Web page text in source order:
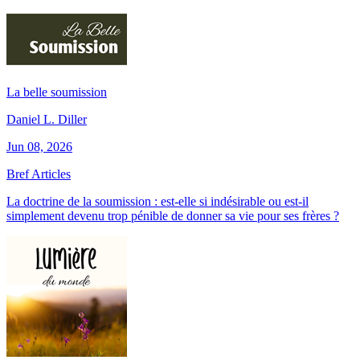
La belle soumission
Daniel L. Diller
Jun 08, 2026
Bref Articles
La doctrine de la soumission : est-elle si indésirable ou est-il
simplement devenu trop pénible de donner sa vie pour ses frères ?